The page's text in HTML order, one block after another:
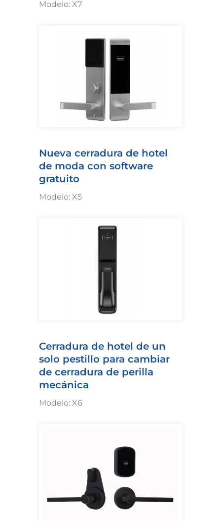
Modelo: X7
Nueva cerradura de hotel
de moda con software
gratuito
Modelo: X5
Cerradura de hotel de un
solo pestillo para cambiar
de cerradura de perilla
mecánica
Modelo: X6